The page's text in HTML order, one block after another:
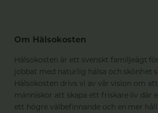
Om Hälsokosten
Hälsokosten är ett svenskt familjeägt
jobbat med naturlig hälsa och skönhet
Hälsokosten drivs vi av vår vision om
människor att skapa ett friskare liv där
ett högre välbefinnande och en mer